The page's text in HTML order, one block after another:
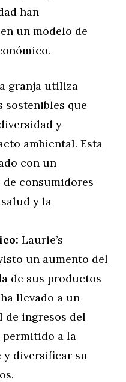
han
un modelo de
granja utiliza
sostenibles que
y
ambiental. Esta
con un
consumidores
y la
Laurie’s
un aumento del
de sus productos
llevado a un
de ingresos del
permitido a la
y diversificar su